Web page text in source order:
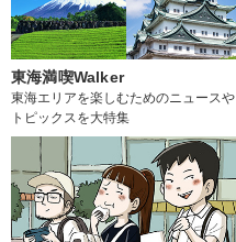
東海満喫Walker
東海エリアを楽しむためのニュースや
トピックスを大特集